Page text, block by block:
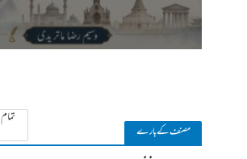
مصنف کے بارے